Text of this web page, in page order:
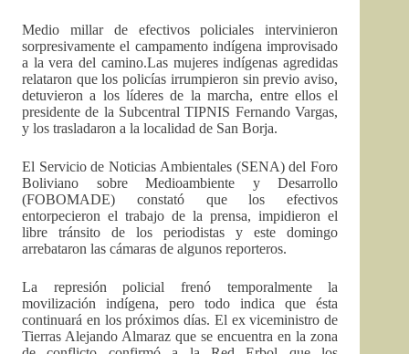
Medio millar de efectivos policiales intervinieron
sorpresivamente el campamento indígena improvisado
a la vera del camino.Las mujeres indígenas agredidas
relataron que los policías irrumpieron sin previo aviso,
detuvieron a los líderes de la marcha, entre ellos el
presidente de la Subcentral TIPNIS Fernando Vargas,
y los trasladaron a la localidad de San Borja.
El Servicio de Noticias Ambientales (SENA) del Foro
Boliviano sobre Medioambiente y Desarrollo
(FOBOMADE) constató que los efectivos
entorpecieron el trabajo de la prensa, impidieron el
libre tránsito de los periodistas y este domingo
arrebataron las cámaras de algunos reporteros.
La represión policial frenó temporalmente la
movilización indígena, pero todo indica que ésta
continuará en los próximos días. El ex viceministro de
Tierras Alejando Almaraz que se encuentra en la zona